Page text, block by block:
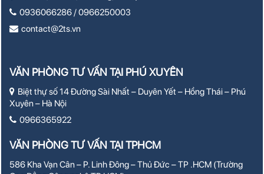
0936066286 / 0966250003
contact@2ts.vn
VĂN PHÒNG TƯ VẤN TẠI PHÚ XUYÊN
Biệt thự số 14 Đường Sài Nhất – Duyên Yết – Hồng Thái – Phú
Xuyên – Hà Nội
0966365922
VĂN PHÒNG TƯ VẤN TẠI TPHCM
586 Kha Vạn Cân – P. Linh Đông – Thủ Đức – TP .HCM (Trường